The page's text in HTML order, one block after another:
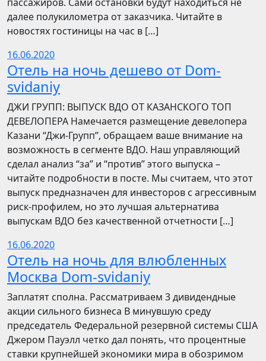
далее полукилометра от заказчика. Читайте в
новостях гостиницы на час в […]
16.06.2020
Отель на ночь дешево от Dom-
svidaniy
​​ДЖИ ГРУПП: ВЫПУСК ВДО ОТ КАЗАНСКОГО ТОП
ДЕВЕЛОПЕРА Намечается размещение девелопера
Казани “Джи-Групп”, обращаем ваше внимание на
возможность в сегменте ВДО. Наш управляющий
сделал анализ “за” и “против” этого выпуска –
читайте подробности в посте. Мы считаем, что этот
выпуск предназначен для инвесторов с агрессивным
риск-профилем, но это лучшая альтернатива
выпускам ВДО без качественной отчетности […]
16.06.2020
Отель на ночь для влюбленных
Москва Dom-svidaniy
Заплатят сполна. Рассматриваем 3 дивидендные
акции сильного бизнеса В минувшую среду
председатель Федеральной резервной системы США
Джером Пауэлл четко дал понять, что процентные
ставки крупнейшей экономики мира в обозримом